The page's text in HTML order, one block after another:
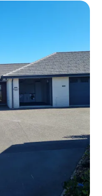
appréciés